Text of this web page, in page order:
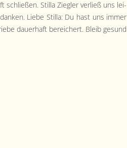
schließen. Stil­la Ziegler ver­ließ uns lei­
Liebe Stil­la: Du hast uns immer
dauer­haft bere­ichert. Bleib gesund